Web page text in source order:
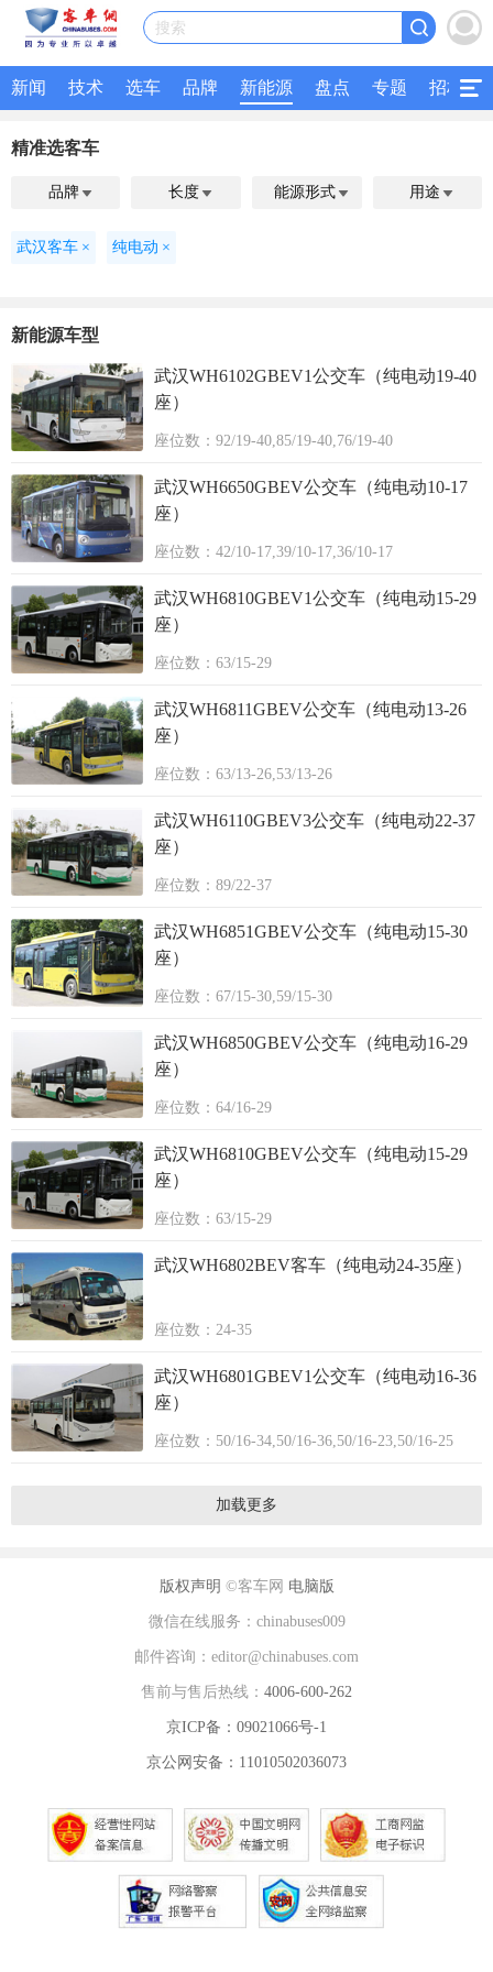
搜索
新闻 技术 选车 品牌 新能源 盘点 专题 招标
精准选客车
品牌 长度 能源形式 用途 
武汉客车 × 纯电动 ×
新能源车型
武汉WH6102GBEV1公交车（纯电动19-40
座）
座位数：92/19-40,85/19-40,76/19-40
武汉WH6650GBEV公交车（纯电动10-17
座）
座位数：42/10-17,39/10-17,36/10-17
武汉WH6810GBEV1公交车（纯电动15-29
座）
座位数：63/15-29
武汉WH6811GBEV公交车（纯电动13-26
座）
座位数：63/13-26,53/13-26
武汉WH6110GBEV3公交车（纯电动22-37
座）
座位数：89/22-37
武汉WH6851GBEV公交车（纯电动15-30
座）
座位数：67/15-30,59/15-30
武汉WH6850GBEV公交车（纯电动16-29
座）
座位数：64/16-29
武汉WH6810GBEV公交车（纯电动15-29
座）
座位数：63/15-29
武汉WH6802BEV客车（纯电动24-35座）
座位数：24-35
武汉WH6801GBEV1公交车（纯电动16-36
座）
座位数：50/16-34,50/16-36,50/16-23,50/16-25
加载更多
版权声明 ©客车网 电脑版
微信在线服务：chinabuses009
邮件咨询：editor@chinabuses.com
售前与售后热线： 4006-600-262
京ICP备：09021066号-1
京公网安备：11010502036073